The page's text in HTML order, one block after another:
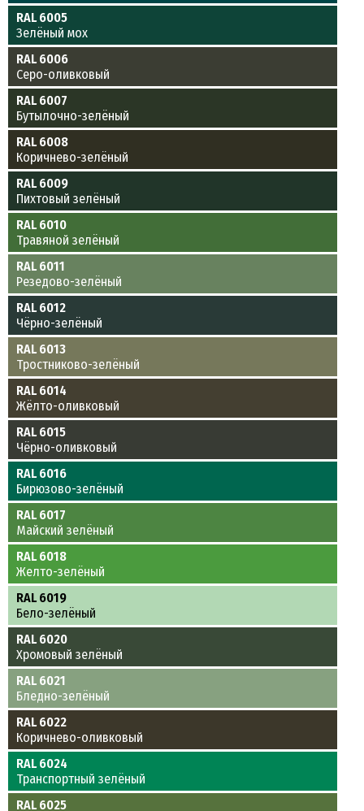
RAL 6005
Зелёный мох
RAL 6006
Серо-оливковый
RAL 6007
Бутылочно-зелёный
RAL 6008
Коричнево-зелёный
RAL 6009
Пихтовый зелёный
RAL 6010
Травяной зелёный
RAL 6011
Резедово-зелёный
RAL 6012
Чёрно-зелёный
RAL 6013
Тростниково-зелёный
RAL 6014
Жёлто-оливковый
RAL 6015
Чёрно-оливковый
RAL 6016
Бирюзово-зелёный
RAL 6017
Майский зелёный
RAL 6018
Желто-зелёный
RAL 6019
Бело-зелёный
RAL 6020
Хромовый зелёный
RAL 6021
Бледно-зелёный
RAL 6022
Коричнево-оливковый
RAL 6024
Транспортный зелёный
RAL 6025